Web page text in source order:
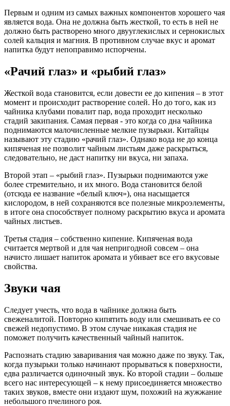
Первым и одним из самых важных компонентов хорошего чая
является вода. Она не должна быть жесткой, то есть в ней не
должно быть растворено много двууглекислых и сернокислых
солей кальция и магния. В противном случае вкус и аромат
напитка будут непоправимо испорчены.
«Рачий глаз» и «рыбий глаз»
Жесткой вода становится, если довести ее до кипения – в этот
момент и происходит растворение солей. Но до того, как из
чайника клубами повалит пар, вода проходит несколько
стадий закипания. Самая первая - это когда со дна чайника
поднимаются малочисленные мелкие пузырьки. Китайцы
называют эту стадию «рачий глаз». Однако вода не до конца
кипяченая не позволит чайным листьям даже раскрыться,
следовательно, не даст напитку ни вкуса, ни запаха.
Второй этап – «рыбий глаз». Пузырьки поднимаются уже
более стремительно, и их много. Вода становится белой
(отсюда ее название «белый ключ»), она насыщается
кислородом, в ней сохраняются все полезные микроэлементы,
в итоге она способствует полному раскрытию вкуса и аромата
чайных листьев.
Третья стадия – собственно кипение. Кипяченая вода
считается мертвой и для чая непригодной совсем – она
начисто лишает напиток аромата и убивает все его вкусовые
свойства.
Звуки чая
Следует учесть, что вода в чайнике должна быть
свеженалитой. Повторно кипятить воду или смешивать ее со
свежей недопустимо. В этом случае никакая стадия не
поможет получить качественный чайный напиток.
Распознать стадию заваривания чая можно даже по звуку. Так,
когда пузырьки только начинают прорываться к поверхности,
едва различается одиночный звук. Ко второй стадии – больше
всего нас интересующей – к нему присоединяется множество
таких звуков, вместе они издают шум, похожий на жужжание
небольшого пчелиного роя.